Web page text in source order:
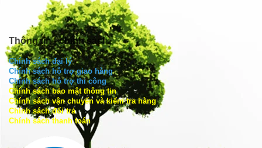
Thông tin - chính sách
Chính sách đại lý
Chính sách hỗ trợ giao hàng
Chính sách hỗ trợ thi công
Chính sách bảo mật thông tin
Chính sách vận chuyển và kiểm tra hàng
Chính sách đổi trả
Chính sách thanh toán